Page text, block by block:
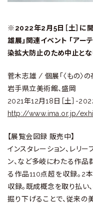
※2022年2月5日［土］に
雄展」関連イベント 「アー
染拡大防止のため中止とな
菅木志雄 / 個展「〈もの〉の
岩手県立美術館、盛岡
2021年12月18日［土］-
http://www.ima.or.jp/
【展覧会図録 販売中】
インスタレーション、レリー
ン、など多岐にわたる作
る作品110点超を収録。2
収録。既成概念を取り払い
掘り下げることで、従来